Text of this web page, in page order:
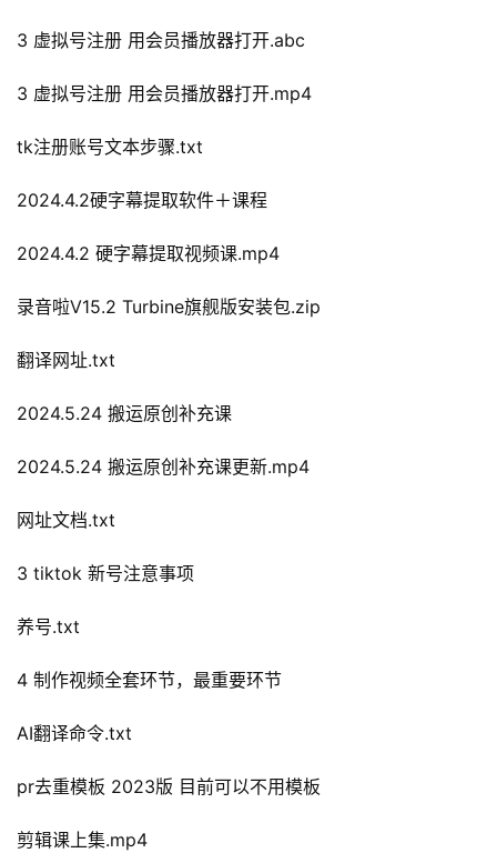
3 虚拟号注册 用会员播放器打开.abc
3 虚拟号注册 用会员播放器打开.mp4
tk注册账号文本步骤.txt
2024.4.2硬字幕提取软件＋课程
2024.4.2 硬字幕提取视频课.mp4
录音啦V15.2 Turbine旗舰版安装包.zip
翻译网址.txt
2024.5.24 搬运原创补充课
2024.5.24 搬运原创补充课更新.mp4
网址文档.txt
3 tiktok 新号注意事项
养号.txt
4 制作视频全套环节，最重要环节
AI翻译命令.txt
pr去重模板 2023版 目前可以不用模板
剪辑课上集.mp4